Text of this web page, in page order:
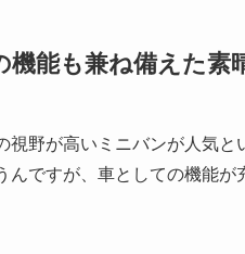
能も兼ね備えた素
野が高いミニバンが人気と
ですが、車としての機能